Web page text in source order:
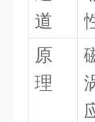
道
原
理